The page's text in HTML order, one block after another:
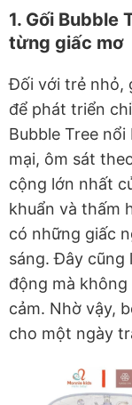
1. Gối Bubble
từng giấc mơ
Đối với trẻ nhỏ,
để phát triển
Bubble Tree
mại, ôm sát
cộng lớn nhất
khuẩn và thấm
có những giấc
sáng. Đây cũng
động mà
cảm. Nhờ vậy,
cho một ngày